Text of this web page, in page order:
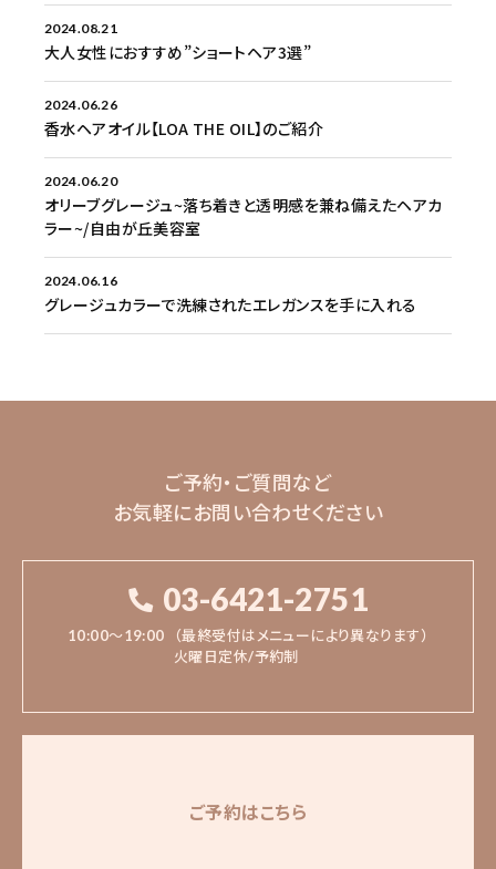
2024.08.21
大人女性におすすめ”ショートヘア3選”
2024.06.26
香水ヘアオイル【LOA THE OIL】のご紹介
2024.06.20
オリーブグレージュ~落ち着きと透明感を兼ね備えたヘアカ
ラー~/自由が丘美容室
2024.06.16
グレージュカラーで洗練されたエレガンスを手に入れる
ご予約・ご質問など
お気軽にお問い合わせください
03-6421-2751
10:00〜19:00
（最終受付はメニューにより異なります）
火曜日定休/予約制
ご予約はこちら